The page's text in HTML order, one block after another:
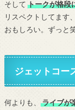
そして トークが格段
リスペクトしてます
おもしろい。ずっと
ジェットコー
何よりも、 ライブが